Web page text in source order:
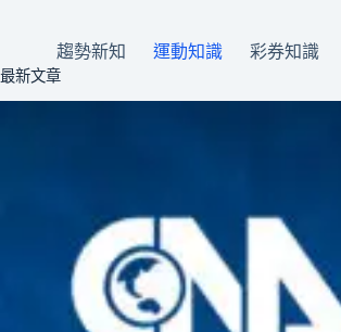
趨勢新知 運動知識 彩券知識
最新文章